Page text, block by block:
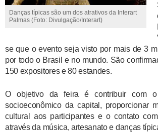
Danças típicas são um dos atrativos da Interart
Palmas (Foto: Divulgação/Interart)
se que o evento seja visto por mais de 3
por todo o Brasil e no mundo. São
150 expositores e 80 estandes.
O objetivo da feira é contribuir com o
socioeconômico da capital, proporcionar
cultural aos participantes e o contato
através da música, artesanato e danças